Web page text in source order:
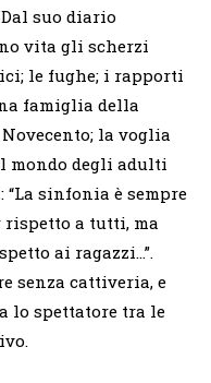
suo diario
vita gli scherzi
le fughe; i rapporti
famiglia della
la voglia
mondo degli adulti
“La sinfonia è sempre
rispetto a tutti, ma
ai ragazzi…”.
senza cattiveria, e
lo spettatore tra le